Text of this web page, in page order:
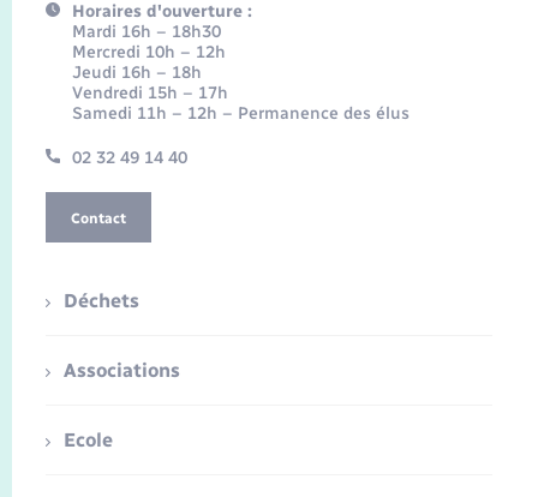
Horaires d'ouverture :
Mardi 16h – 18h30
Mercredi 10h – 12h
Jeudi 16h – 18h
Vendredi 15h – 17h
Samedi 11h – 12h – Permanence des élus
02 32 49 14 40
Contact
Déchets
Associations
Ecole